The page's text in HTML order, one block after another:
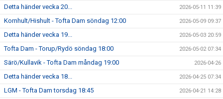
Detta händer vecka 20... 2026-05-11 11:39
Kornhult/Hishult - Tofta Dam söndag 12:00 2026-05-09 09:37
Detta händer vecka 19... 2026-05-03 20:59
Tofta Dam - Torup/Rydö söndag 18:00 2026-05-02 07:34
Särö/Kullavik - Tofta Dam måndag 19:00 2026-04-26
Detta händer vecka 18... 2026-04-25 07:34
LGM - Tofta Dam torsdag 18:45 2026-04-21 14:28